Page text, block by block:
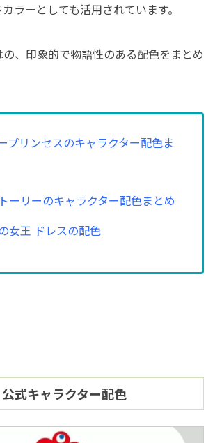
ラーとしても活用されています。
、印象的で物語性のある配色をまとめ
プリンセスのキャラクター配色ま
ーリーのキャラクター配色まとめ
女王 ドレスの配色
式キャラクター配色